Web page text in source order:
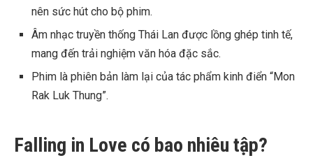
nên sức hút cho bộ phim.
Âm nhạc truyền thống Thái Lan được lồng ghép tinh tế,
mang đến trải nghiệm văn hóa đặc sắc.
Phim là phiên bản làm lại của tác phẩm kinh điển “Mon
Rak Luk Thung”.
Falling in Love có bao nhiêu tập?